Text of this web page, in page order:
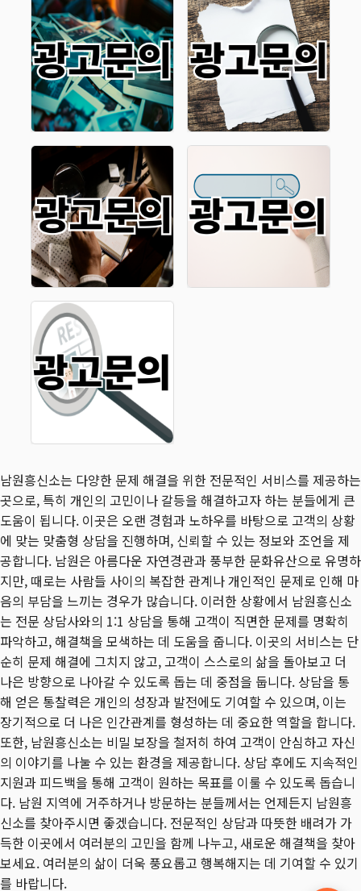
남원흥신소는 다양한 문제 해결을 위한 전문적인 서비스를 제공하는
곳으로, 특히 개인의 고민이나 갈등을 해결하고자 하는 분들에게 큰
도움이 됩니다. 이곳은 오랜 경험과 노하우를 바탕으로 고객의 상황
에 맞는 맞춤형 상담을 진행하며, 신뢰할 수 있는 정보와 조언을 제
공합니다. 남원은 아름다운 자연경관과 풍부한 문화유산으로 유명하
지만, 때로는 사람들 사이의 복잡한 관계나 개인적인 문제로 인해 마
음의 부담을 느끼는 경우가 많습니다. 이러한 상황에서 남원흥신소
는 전문 상담사와의 1:1 상담을 통해 고객이 직면한 문제를 명확히
파악하고, 해결책을 모색하는 데 도움을 줍니다. 이곳의 서비스는 단
순히 문제 해결에 그치지 않고, 고객이 스스로의 삶을 돌아보고 더
나은 방향으로 나아갈 수 있도록 돕는 데 중점을 둡니다. 상담을 통
해 얻은 통찰력은 개인의 성장과 발전에도 기여할 수 있으며, 이는
장기적으로 더 나은 인간관계를 형성하는 데 중요한 역할을 합니다.
또한, 남원흥신소는 비밀 보장을 철저히 하여 고객이 안심하고 자신
의 이야기를 나눌 수 있는 환경을 제공합니다. 상담 후에도 지속적인
지원과 피드백을 통해 고객이 원하는 목표를 이룰 수 있도록 돕습니
다. 남원 지역에 거주하거나 방문하는 분들께서는 언제든지 남원흥
신소를 찾아주시면 좋겠습니다. 전문적인 상담과 따뜻한 배려가 가
득한 이곳에서 여러분의 고민을 함께 나누고, 새로운 해결책을 찾아
보세요. 여러분의 삶이 더욱 풍요롭고 행복해지는 데 기여할 수 있기
를 바랍니다.